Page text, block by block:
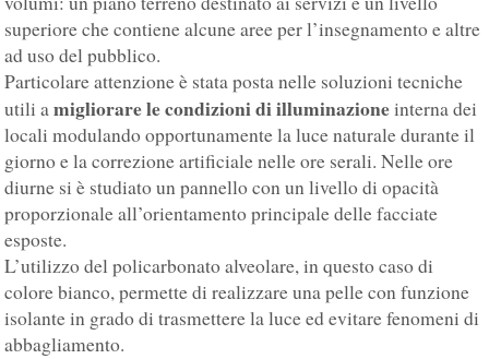
superiore che contiene alcune aree per l’insegnamento e altre
ad uso del pubblico.
Particolare attenzione è stata posta nelle soluzioni tecniche
utili amigliorare le condizioni di illuminazioneinterna dei
locali modulando opportunamente la luce naturale durante il
giorno e la correzione artificiale nelle ore serali. Nelle ore
diurne si è studiato un pannello con un livello di opacità
proporzionale all’orientamento principale delle facciate
esposte.
L’utilizzo del policarbonato alveolare, in questo caso di
colore bianco, permette di realizzare una pelle con funzione
isolante in grado di trasmettere la luce ed evitare fenomeni di
abbagliamento.